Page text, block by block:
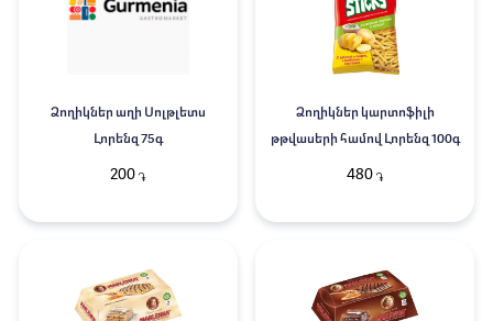
Ձողիկներ աղի Սոլթլետս
Լորենզ 75գ
200 ֏
Ձողիկներ կարտոֆիլի
թթվասերի համով Լորենզ 100գ
480 ֏